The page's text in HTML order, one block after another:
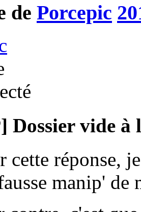
de Porcepic
Dossier vide à
cette réponse,
manip'